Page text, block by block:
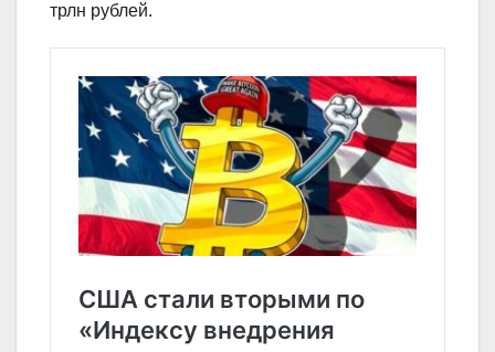
трлн рублей.